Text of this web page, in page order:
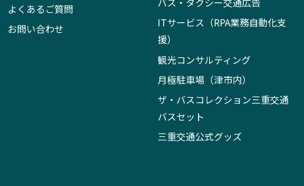
よくあるご質問
お問い合わせ
ITサービス（RPA業務自動化支
援）
観光コンサルティング
月極駐車場（津市内）
ザ・バスコレクション三重交通
バスセット
三重交通公式グッズ